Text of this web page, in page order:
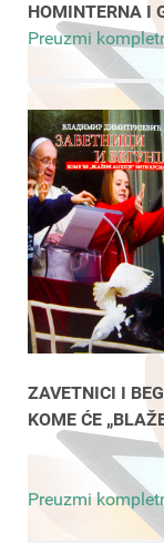
HOMINTERNA I
Preuzmi
ZAVETNICI I
KOME ĆE
Preuzmi